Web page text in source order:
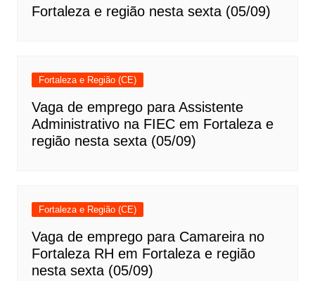
Fortaleza e região nesta sexta (05/09)
Fortaleza e Região (CE)
Vaga de emprego para Assistente
Administrativo na FIEC em Fortaleza e
região nesta sexta (05/09)
Fortaleza e Região (CE)
Vaga de emprego para Camareira no
Fortaleza RH em Fortaleza e região
nesta sexta (05/09)